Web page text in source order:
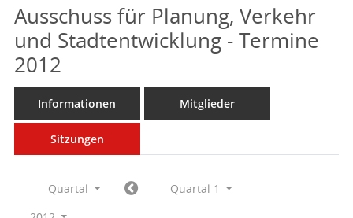
Ausschuss für Planung, Verkehr
und Stadtentwicklung - Termine
2012
Informationen Mitglieder
Sitzungen
Quartal
Quartal 1